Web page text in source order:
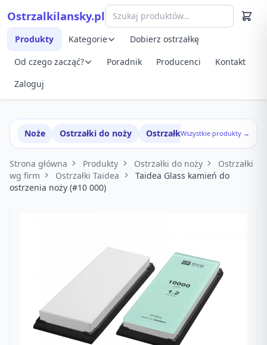
Ostrzalkilansky.pl
Produkty Kategorie
Dobierz ostrzałkę
Od czego zacząć?
Poradnik Producenci
Kontakt
Zaloguj
Noże Ostrzałki do noży Ostrzałki w zestawach
Wszystkie produkty →
Strona główna Produkty Ostrzałki do noży
Ostrzałki
wg firm
Ostrzałki Taidea
Taidea Glass kamień do
ostrzenia noży (#10 000)
Szybki podgląd produktu